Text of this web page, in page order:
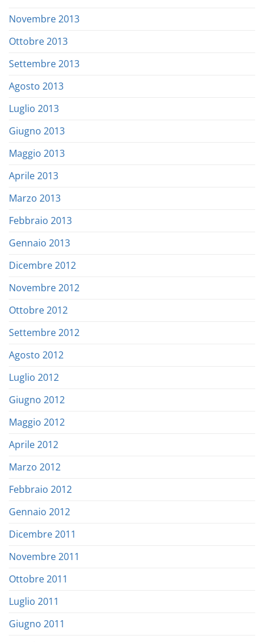
Novembre 2013
Ottobre 2013
Settembre 2013
Agosto 2013
Luglio 2013
Giugno 2013
Maggio 2013
Aprile 2013
Marzo 2013
Febbraio 2013
Gennaio 2013
Dicembre 2012
Novembre 2012
Ottobre 2012
Settembre 2012
Agosto 2012
Luglio 2012
Giugno 2012
Maggio 2012
Aprile 2012
Marzo 2012
Febbraio 2012
Gennaio 2012
Dicembre 2011
Novembre 2011
Ottobre 2011
Luglio 2011
Giugno 2011